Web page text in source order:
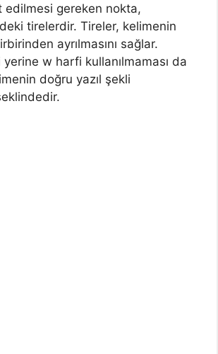
edilmesi gereken nokta,
tirelerdir. Tireler, kelimenin
ayrılmasını sağlar.
yerine w harfi kullanılmaması da
doğru yazıl şekli